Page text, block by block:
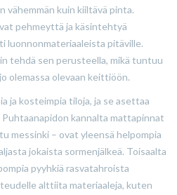
vähemmän kuin kiiltävä pinta.
pehmeyttä ja käsintehtyä
luonnonmateriaaleista pitäville.
tehdä sen perusteella, mikä tuntuu
olemassa olevaan keittiöön.
ja kosteimpia tiloja, ja se asettaa
kannalta mattapinnat
messinki – ovat yleensä helpompia
jokaista sormenjälkeä. Toisaalta
pyyhkiä rasvatahroista
alttiita materiaaleja, kuten